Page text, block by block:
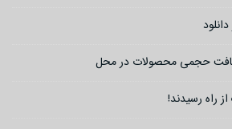
حجمی محصولات در محل
راه رسیدند!